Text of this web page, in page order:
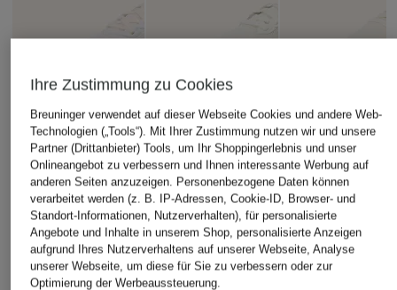
Ihre Zustimmung zu Cookies
Breuninger verwendet auf dieser Webseite Cookies und andere Web-
Technologien („Tools“). Mit Ihrer Zustimmung nutzen wir und unsere
Partner (Drittanbieter) Tools, um Ihr Shoppingerlebnis und unser
Onlineangebot zu verbessern und Ihnen interessante Werbung auf
anderen Seiten anzuzeigen. Personenbezogene Daten können
verarbeitet werden (z. B. IP-Adressen, Cookie-ID, Browser- und
Standort-Informationen, Nutzerverhalten), für personalisierte
Angebote und Inhalte in unserem Shop, personalisierte Anzeigen
aufgrund Ihres Nutzerverhaltens auf unserer Webseite, Analyse
unserer Webseite, um diese für Sie zu verbessern oder zur
Optimierung der Werbeaussteuerung.